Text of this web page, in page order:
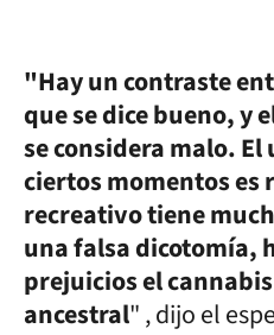
"Hay un contraste
que se dice bueno, y
se considera malo.
ciertos momentos es
recreativo tiene
una falsa dicotomía,
prejuicios el
ancestral" , dijo el